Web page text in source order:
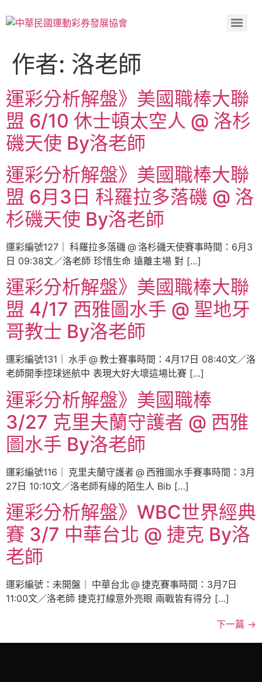
作者: 洛老師
運彩分析解盤》美國職棒大聯
盟 6/10 休士頓太空人 @ 洛杉
磯天使 By洛老師
運彩分析解盤》美國職棒大聯
盟 6月3日 科羅拉多落磯 @ 洛
杉磯天使 By洛老師
運彩編號127｜ 科羅拉多落磯 @ 洛杉磯天使賽事時間：6月3
日 09:38文／洛老師 珍惜生命 遠離主場 對 […]
運彩分析解盤》美國職棒大聯
盟 4/17 西雅圖水手 @ 聖地牙
哥教士 By洛老師
運彩編號131｜ 水手 @ 教士賽事時間：4月17日 08:40文／洛
老師開季控球迷航中 表現大好大壞這場比賽 […]
運彩分析解盤》美國職棒
3/27 克里夫蘭守護者 @ 西雅
圖水手 By洛老師
運彩編號116｜ 克里夫蘭守護者 @ 西雅圖水手賽事時間：3月
27日 10:10文／洛老師有緣的陌生人 Bib […]
運彩分析解盤》WBC世界經典
賽 3/7 中華台北 @ 捷克 By洛
老師
運彩編號：未開盤｜ 中華台北 @ 捷克賽事時間：3月7日
11:00文／洛老師 捷克打線意外亮眼 兩戰皆有得分 […]
下一篇 →